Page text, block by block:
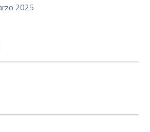
2025